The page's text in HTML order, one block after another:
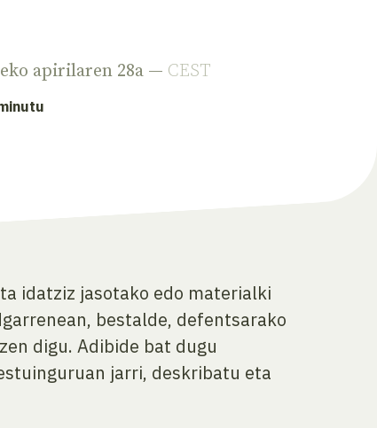
apirilaren 28a — CEST
idatziz jasotako edo materialki
bestalde, defentsarako
digu. Adibide bat dugu
jarri, deskribatu eta